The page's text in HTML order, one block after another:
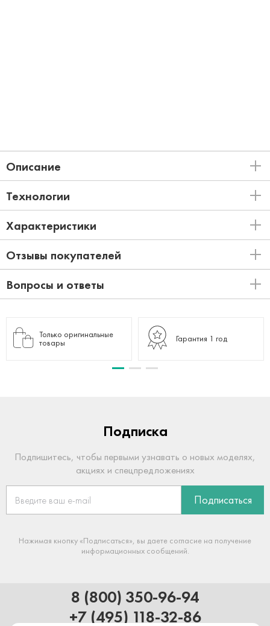
Описание
Технологии
Характеристики
Отзывы покупателей
Вопросы и ответы
Только оригинальные
товары
Гарантия 1 год
Подписка
Подпишитесь, чтобы первыми узнавать о новых моделях,
акциях и спецпредложениях
Подписаться
Нажимая кнопку «Подписаться», вы даете согласие на получение
информационных сообщений.
8 (800) 350-96-94
+7 (495) 118-32-86